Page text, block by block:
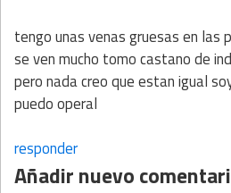
tengo unas venas gruesas en las
se ven mucho tomo castano de
pero nada creo que estan igual
puedo operal
responder
Añadir nuevo